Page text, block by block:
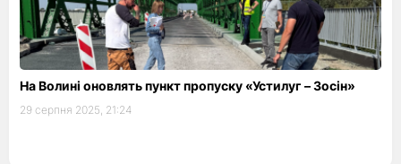
На Волині оновлять пункт пропуску «Устилуг – Зосін»
29 серпня 2025, 21:24